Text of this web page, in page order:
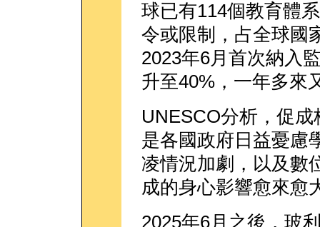
球已有114個教育體
令或限制，占全球國
2023年6月首次納入
升至40%，一年多來
UNESCO分析，促
是各國政府日益憂慮
凌情況加劇，以及數
成的身心影響愈來愈
2025年6月之後，玻